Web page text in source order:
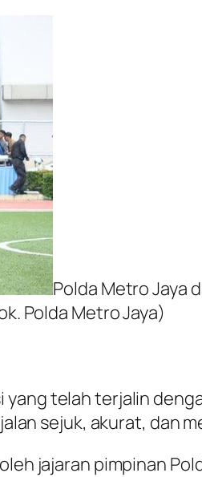
Polda Metro Jaya
Polda Metro Jaya)
telah terjalin
sejuk, akurat, dan
jajaran pimpinan